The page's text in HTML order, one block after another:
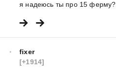
я надеюсь ты про 15 ферму?
fixer
[+1914]